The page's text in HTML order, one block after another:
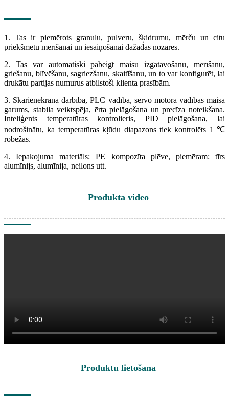
1. Tas ir piemērots granulu, pulveru, šķidrumu, mērču un citu
priekšmetu mērīšanai un iesaiņošanai dažādās nozarēs.
2. Tas var automātiski pabeigt maisu izgatavošanu, mērīšanu,
griešanu, blīvēšanu, sagriezšanu, skaitīšanu, un to var konfigurēt, lai
drukātu partijas numurus atbilstoši klienta prasībām.
3. Skārienekrāna darbība, PLC vadība, servo motora vadības maisa
garums, stabila veiktspēja, ērta pielāgošana un precīza noteikšana.
Inteliģents temperatūras kontrolieris, PID pielāgošana, lai
nodrošinātu, ka temperatūras kļūdu diapazons tiek kontrolēts 1 ℃
robežās.
4. Iepakojuma materiāls: PE kompozīta plēve, piemēram: tīrs
alumīnijs, alumīnija, neilons utt.
Produkta video
Produktu lietošana